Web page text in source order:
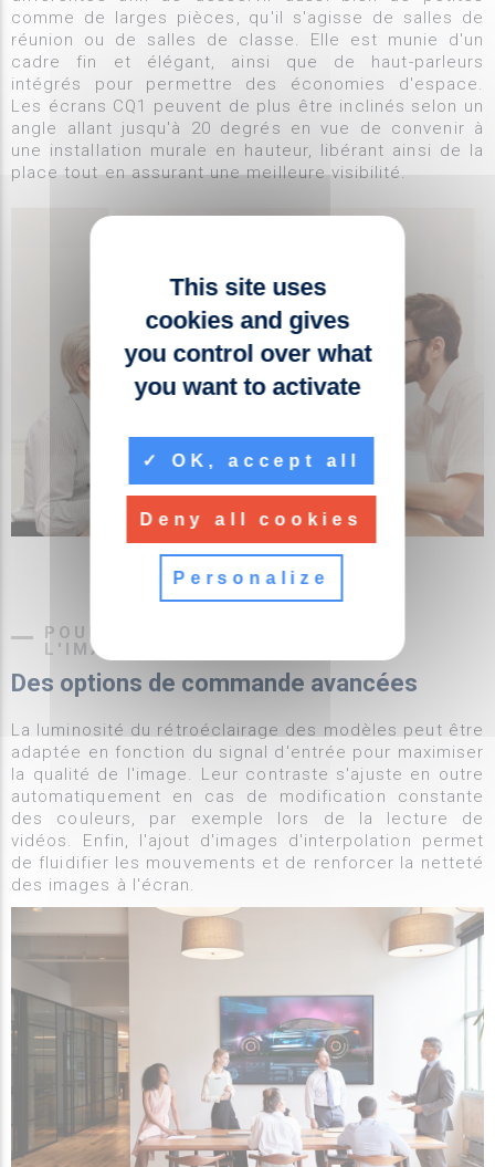
comme de larges pièces, qu'il s'agisse de salles de
réunion ou de salles de classe. Elle est munie d'un
cadre fin et élégant, ainsi que de haut-parleurs
intégrés pour permettre des économies d'espace.
Les écrans CQ1 peuvent de plus être inclinés selon un
angle allant jusqu'à 20 degrés en vue de convenir à
une installation murale en hauteur, libérant ainsi de la
place tout en assurant une meilleure visibilité.
POUR MAXIMISER LA QUALITÉ DE
L'IMAGE
Des options de commande avancées
La luminosité du rétroéclairage des modèles peut être
adaptée en fonction du signal d'entrée pour maximiser
la qualité de l'image. Leur contraste s'ajuste en outre
automatiquement en cas de modification constante
des couleurs, par exemple lors de la lecture de
vidéos. Enfin, l'ajout d'images d'interpolation permet
de fluidifier les mouvements et de renforcer la netteté
des images à l'écran.
This site uses
cookies and gives
you control over what
you want to activate
OK, accept all
Deny all cookies
Personalize